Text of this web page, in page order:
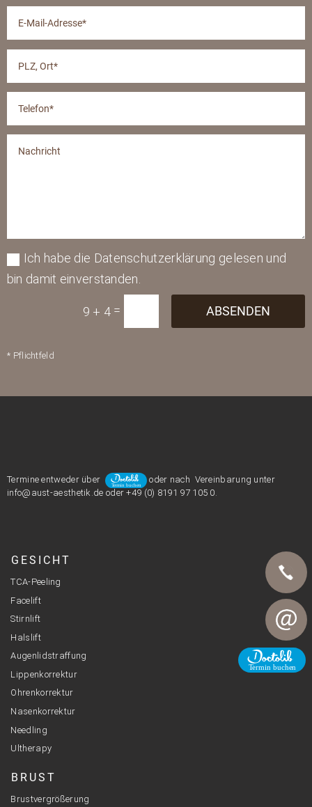
Ich habe die Datenschutzerklärung gelesen und
bin damit einverstanden.
9 + 4 = ABSENDEN
* Pflichtfeld
Termine entweder über
oder nach Vereinbarung unter
info@aust-aesthetik.de oder +49 (0) 8191 97 105 0.
GESICHT
TCA-Peeling
Facelift
Stirnlift
Halslift
Augenlidstraffung
Lippenkorrektur
Ohrenkorrektur
Nasenkorrektur
Needling
Ultherapy
BRUST
Brustvergrößerung
Telefon
E-Mail